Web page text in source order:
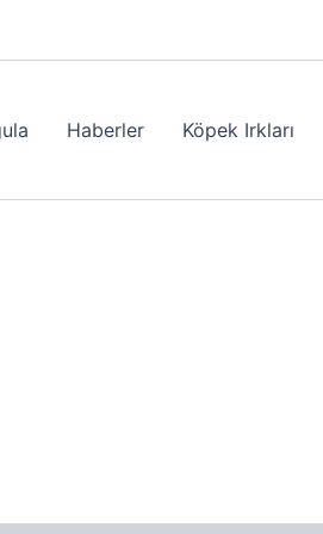
Haberler Köpek Irkları